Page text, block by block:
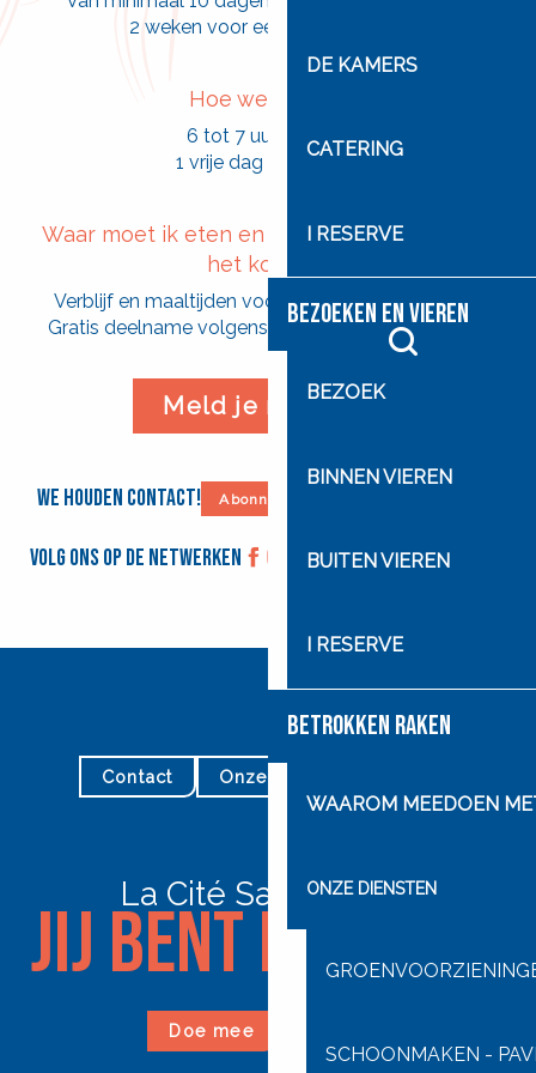
DE KAMERS
CATERING
I RESERVE
BEZOEKEN EN VIEREN
BEZOEK
BINNEN VIEREN
BUITEN VIEREN
I RESERVE
BETROKKEN RAKEN
WAAROM MEEDOEN
ONZE DIENSTEN
SCHOONMAKEN -
2 weken voor een eerste verblijf
Hoe werkt het?
6 tot 7 uur per dag
1 vrije dag in de week
Waar moet ik eten en slapen? Hoeveel gaat
het kosten?
Verblijf en maaltijden voorzien in Cité Saint-Pierre
Gratis deelname volgens financiële mogelijkheden
Meld je nu aan!
We houden contact! Abonneer je op onze nieuwsbrief
Volg ons op de netwerken
Contact Onze dienstregelingen
La Cité Saint-Pierre
Jij bent de ware!
Doe mee